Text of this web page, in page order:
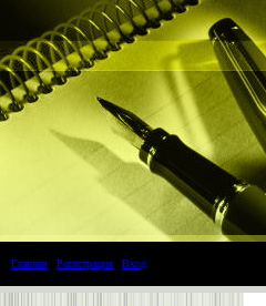
Главная Регистрация Вход